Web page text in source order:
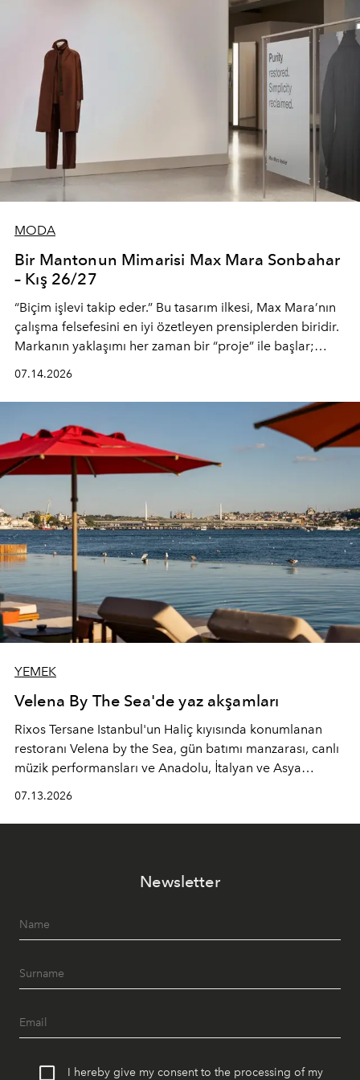
MODA
Bir Mantonun Mimarisi Max Mara Sonbahar
– Kış 26/27
“Biçim işlevi takip eder.” Bu tasarım ilkesi, Max Mara’nın
çalışma felsefesini en iyi özetleyen prensiplerden biridir.
Markanın yaklaşımı her zaman bir “proje” ile başlar;
(savoir-faire) buluşan parçalara dönüştürmek.
07.14.2026
YEMEK
Velena By The Sea'de yaz akşamları
Rixos Tersane Istanbul'un Haliç kıyısında konumlanan
restoranı Velena by the Sea, gün batımı manzarası, canlı
müzik performansları ve Anadolu, İtalyan ve Asya
devam ediyor.
07.13.2026
Newsletter
I hereby give my consent to the processing of my